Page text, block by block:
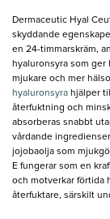
Dermaceutic Hyal
skyddande
en 24-timmarskräm,
hyaluronsyra som
mjukare och mer
hyaluronsyra hjälper
återfuktning och
absorberas snabbt
vårdande
jojobaolja som
E fungerar som en
och motverkar förtida
återfuktare, särskilt